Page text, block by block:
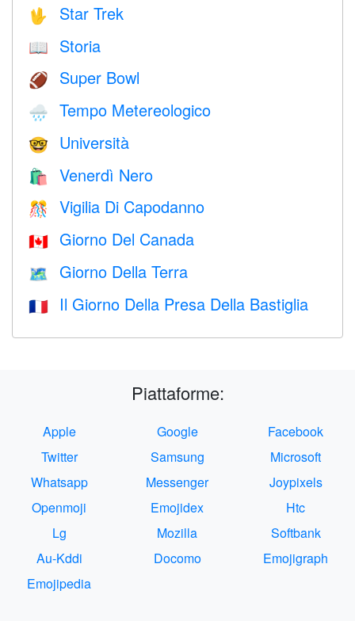
🖖 Star Trek
📖 Storia
🏈 Super Bowl
🌧 Tempo Metereologico
🤓 Università
🛍 Venerdì Nero
🎊 Vigilia Di Capodanno
🇨🇦 Giorno Del Canada
🗺️ Giorno Della Terra
🇫🇷 Il Giorno Della Presa Della Bastiglia
Piattaforme:
Apple Google
Facebook
Twitter
Samsung
Microsoft
Whatsapp
Messenger
Joypixels
Openmoji
Emojidex
Htc
Lg
Mozilla
Softbank
Au-Kddi
Docomo
Emojigraph
Emojipedia